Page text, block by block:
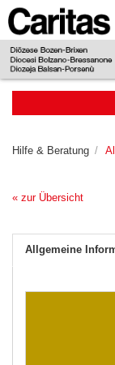
Zum
Hauptinhalt
springen
Hilfe & Beratung
« zur Übersicht
Allgemeine